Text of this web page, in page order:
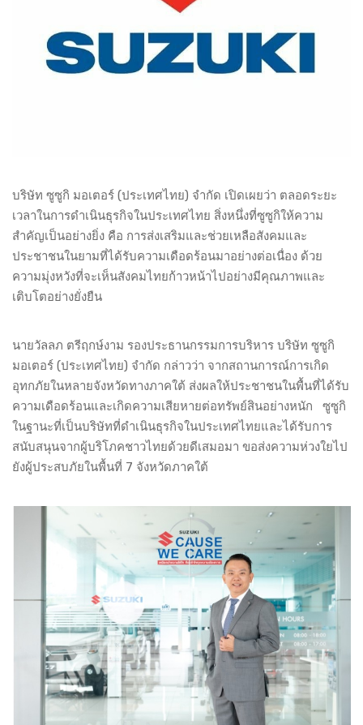
บริษัท ซูซูกิ มอเตอร์ (ประเทศไทย) จำกัด เปิดเผยว่า ตลอดระยะ
เวลาในการดำเนินธุรกิจในประเทศไทย สิ่งหนึ่งที่ซูซูกิให้ความ
สำคัญเป็นอย่างยิ่ง คือ การส่งเสริมและช่วยเหลือสังคมและ
ประชาชนในยามที่ได้รับความเดือดร้อนมาอย่างต่อเนื่อง ด้วย
ความมุ่งหวังที่จะเห็นสังคมไทยก้าวหน้าไปอย่างมีคุณภาพและ
เติบโตอย่างยั่งยืน
นายวัลลภ ตรีฤกษ์งาม รองประธานกรรมการบริหาร บริษัท ซูซูกิ
มอเตอร์ (ประเทศไทย) จำกัด กล่าวว่า จากสถานการณ์การเกิด
อุทกภัยในหลายจังหวัดทางภาคใต้ ส่งผลให้ประชาชนในพื้นที่ได้รับ
ความเดือดร้อนและเกิดความเสียหายต่อทรัพย์สินอย่างหนัก ซูซูกิ
ในฐานะที่เป็นบริษัทที่ดำเนินธุรกิจในประเทศไทยและได้รับการ
สนับสนุนจากผู้บริโภคชาวไทยด้วยดีเสมอมา ขอส่งความห่วงใยไป
ยังผู้ประสบภัยในพื้นที่ 7 จังหวัดภาคใต้